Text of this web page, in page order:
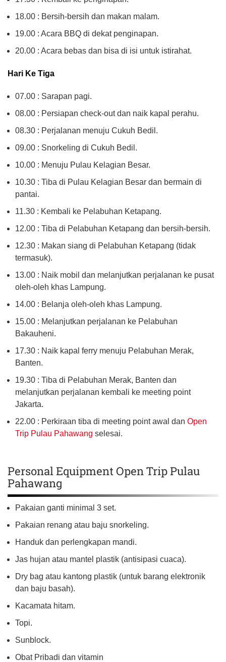
18.00 : Bersih-bersih dan makan malam.
19.00 : Acara BBQ di dekat penginapan.
20.00 : Acara bebas dan bisa di isi untuk istirahat.
Hari Ke Tiga
07.00 : Sarapan pagi.
08.00 : Persiapan check-out dan naik kapal perahu.
08.30 : Perjalanan menuju Cukuh Bedil.
09.00 : Snorkeling di Cukuh Bedil.
10.00 : Menuju Pulau Kelagian Besar.
10.30 : Tiba di Pulau Kelagian Besar dan bermain di
pantai.
11.30 : Kembali ke Pelabuhan Ketapang.
12.00 : Tiba di Pelabuhan Ketapang dan bersih-bersih.
12.30 : Makan siang di Pelabuhan Ketapang (tidak
termasuk).
13.00 : Naik mobil dan melanjutkan perjalanan ke pusat
oleh-oleh khas Lampung.
14.00 : Belanja oleh-oleh khas Lampung.
15.00 : Melanjutkan perjalanan ke Pelabuhan
Bakauheni.
17.30 : Naik kapal ferry menuju Pelabuhan Merak,
Banten.
19.30 : Tiba di Pelabuhan Merak, Banten dan
melanjutkan perjalanan kembali ke meeting point
Jakarta.
22.00 : Perkiraan tiba di meeting point awal dan Open
Trip Pulau Pahawang selesai.
Personal Equipment Open Trip Pulau
Pahawang
Pakaian ganti minimal 3 set.
Pakaian renang atau baju snorkeling.
Handuk dan perlengkapan mandi.
Jas hujan atau mantel plastik (antisipasi cuaca).
Dry bag atau kantong plastik (untuk barang elektronik
dan baju basah).
Kacamata hitam.
Topi.
Sunblock.
Obat Pribadi dan vitamin